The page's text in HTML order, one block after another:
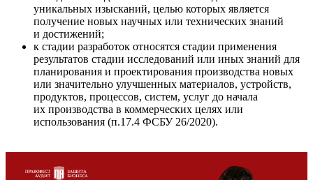
уникальных изысканий, целью которых является
получение новых научных или технических знаний
и достижений;
к стадии разработок относятся стадии применения
результатов стадии исследований или иных знаний для
планирования и проектирования производства новых
или значительно улучшенных материалов, устройств,
продуктов, процессов, систем, услуг до начала
их производства в коммерческих целях или
использования (п.17.4 ФСБУ 26/2020).